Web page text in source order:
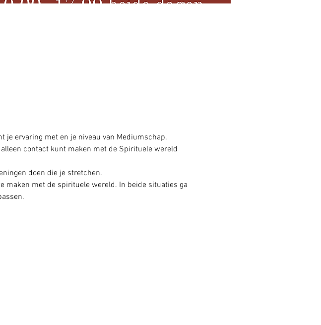
je ervaring met en je niveau van Mediumschap.
contact kunt maken met de Spirituele wereld
doen die je stretchen.
maken met de spirituele wereld. In beide situaties ga